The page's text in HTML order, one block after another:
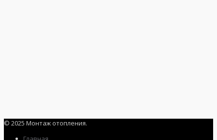
© 2025 Монтаж отопления.